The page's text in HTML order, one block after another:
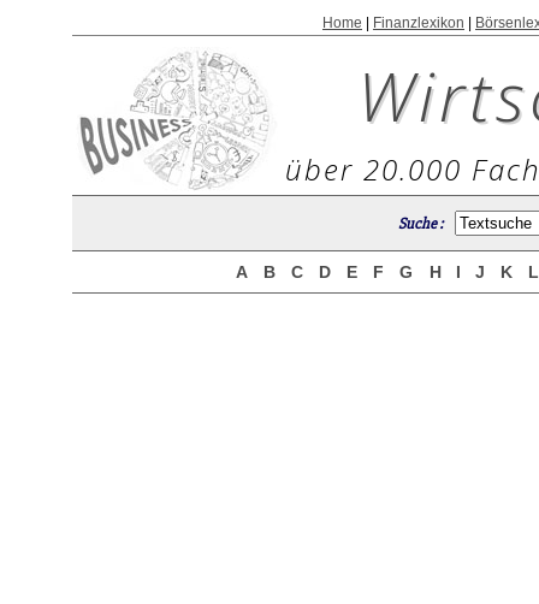
Home Finanzlexikon
über 20.000
Suche :
A B C D E F G H I J K